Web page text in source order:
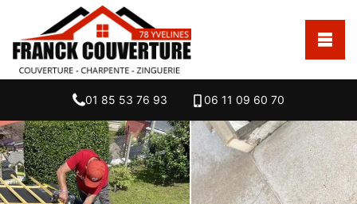
01 85 53 76 93 06 11 09 60 70